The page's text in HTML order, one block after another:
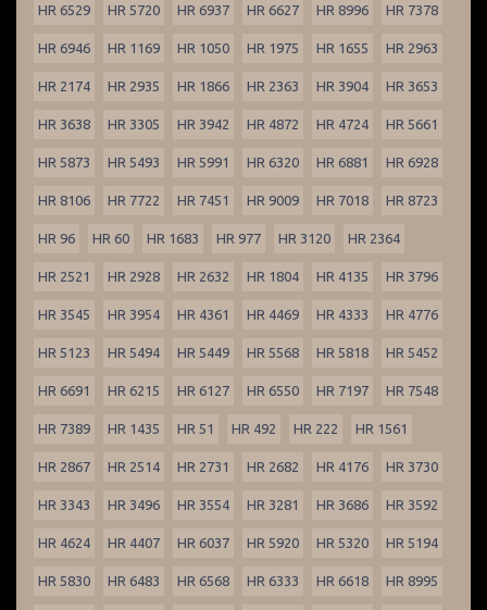
HR 6529 HR 5720 HR 6937 HR 6627 HR 8996 HR 7378
HR 6946 HR 1169 HR 1050 HR 1975 HR 1655 HR 2963
HR 2174 HR 2935 HR 1866 HR 2363 HR 3904 HR 3653
HR 3638 HR 3305 HR 3942 HR 4872 HR 4724 HR 5661
HR 5873 HR 5493 HR 5991 HR 6320 HR 6881 HR 6928
HR 8106 HR 7722 HR 7451 HR 9009 HR 7018 HR 8723
HR 96 HR 60 HR 1683 HR 977 HR 3120 HR 2364
HR 2521 HR 2928 HR 2632 HR 1804 HR 4135 HR 3796
HR 3545 HR 3954 HR 4361 HR 4469 HR 4333 HR 4776
HR 5123 HR 5494 HR 5449 HR 5568 HR 5818 HR 5452
HR 6691 HR 6215 HR 6127 HR 6550 HR 7197 HR 7548
HR 7389 HR 1435 HR 51 HR 492 HR 222 HR 1561
HR 2867 HR 2514 HR 2731 HR 2682 HR 4176 HR 3730
HR 3343 HR 3496 HR 3554 HR 3281 HR 3686 HR 3592
HR 4624 HR 4407 HR 6037 HR 5920 HR 5320 HR 5194
HR 5830 HR 6483 HR 6568 HR 6333 HR 6618 HR 8995